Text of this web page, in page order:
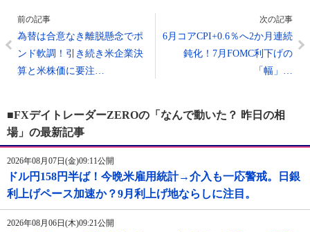
前の記事
為替は合意なき離脱懸念でポ
ンド軟調！引き続き米企業決
算と米株価に要注…
次の記事
6月コアCPI+0.6％へ2か月連続
鈍化！7月FOMC利下げの
「幅」…
■FXデイトレーダーZEROの「なんで動いた？ 昨日の相
場」の最新記事
2026年08月07日(金)09:11公開
ドル円158円半ば！今晩米雇用統計→介入も一応警戒。日銀
利上げペース加速か？9月利上げ地ならしに注目。
2026年08月06日(木)09:21公開